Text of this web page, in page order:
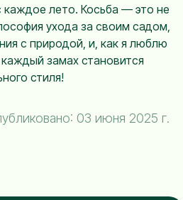
каждое лето. Косьба — это не
ухода за своим садом,
с природой, и, как я люблю
замах становится
стиля!
03 июня 2025 г.